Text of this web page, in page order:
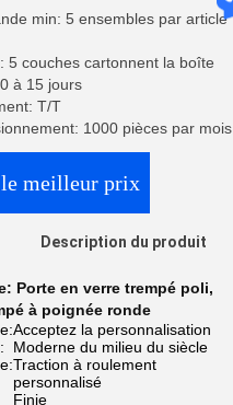
min: 5 ensembles par article
5 couches cartonnent la boîte
à 15 jours
T/T
1000 pièces par mois
le meilleur prix
Description du produit
Porte en verre trempé poli,
à poignée ronde
Acceptez la personnalisation
Moderne du milieu du siècle
Traction à roulement
personnalisé
Finie